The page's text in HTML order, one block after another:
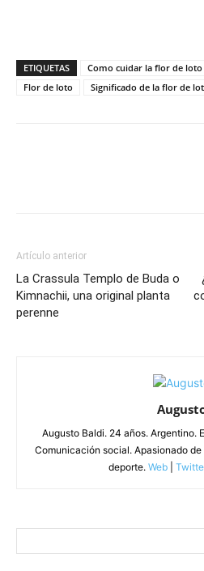
ETIQUETAS Como cuidar la flor de loto
Flor de loto
Significado de la flor de
Artículo anterior
La Crassula Templo de Buda o
Kimnachii, una original planta
perenne
Augusto Baldi. 24 años. Argentino.
Comunicación social. Apasionado
deporte. Web